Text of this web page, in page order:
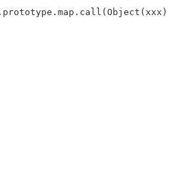
. prototype . map . call (Object ( xxx ),